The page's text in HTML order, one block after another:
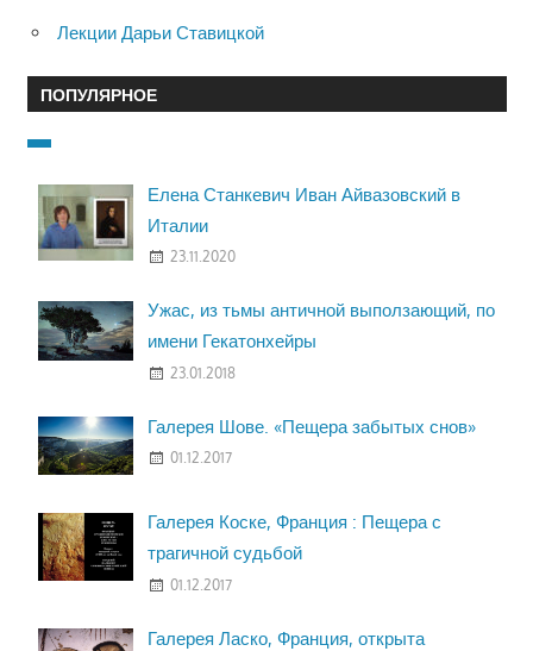
Лекции Дарьи Ставицкой
ПОПУЛЯРНОЕ
Елена Станкевич Иван Айвазовский в
Италии
23.11.2020
Ужас, из тьмы античной выползающий, по
имени Гекатонхейры
23.01.2018
Галерея Шове. «Пещера забытых снов»
01.12.2017
Галерея Коске, Франция : Пещера с
трагичной судьбой
01.12.2017
Галерея Ласко, Франция, открыта